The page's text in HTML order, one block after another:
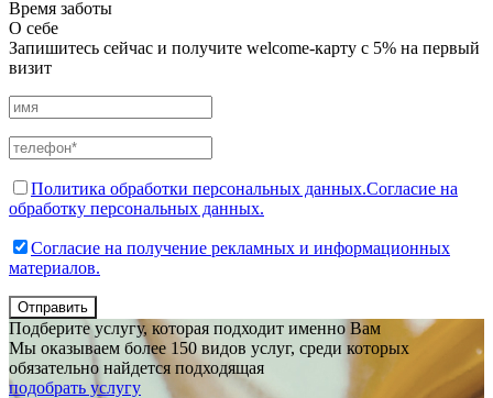
Время заботы
О себе
Запишитесь сейчас и получите welcome-карту с 5% на первый
визит
Политика обработки персональных данных.Согласие на
обработку персональных данных.
Согласие на получение рекламных и информационных
материалов.
Отправить
Подберите услугу, которая подходит именно Вам
Мы оказываем более 150 видов услуг, среди которых
обязательно найдется подходящая
подобрать услугу